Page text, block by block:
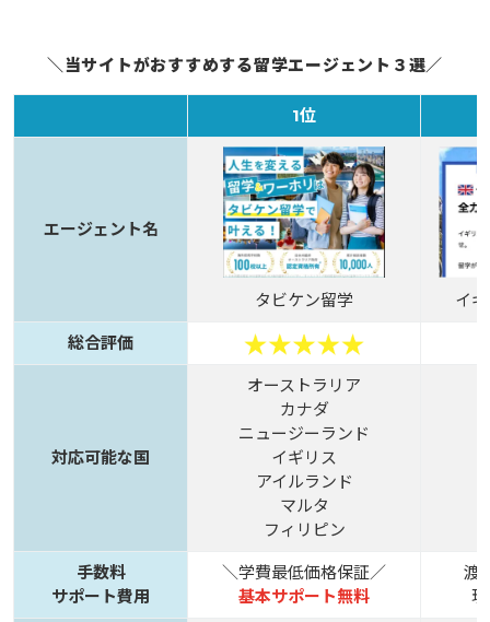
＼当サイトがおすすめする留学エージェント３選／
1位
エージェント名
タビケン留学 イ
総合評価
対応可能な国
オーストラリア
カナダ
ニュージーランド
イギリス
アイルランド
マルタ
フィリピン
手数料
サポート費用
＼学費最低価格保証／
基本サポート無料
渡